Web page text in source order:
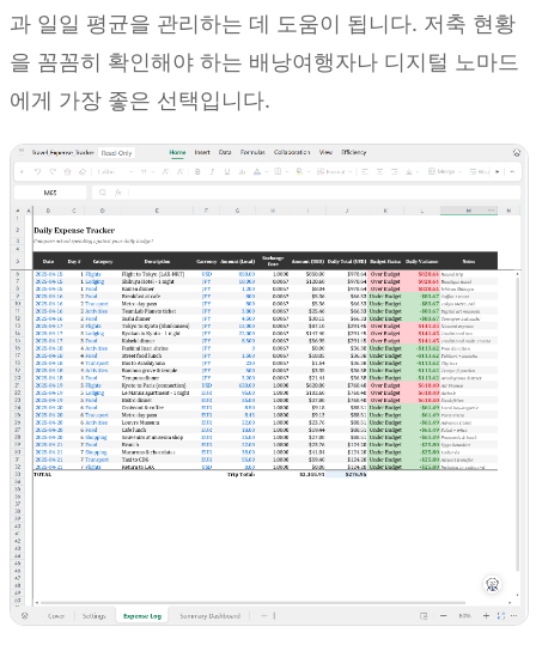
과 일일 평균을 관리하는 데 도움이 됩니다. 저축 현황
을 꼼꼼히 확인해야 하는 배낭여행자나 디지털 노마드
에게 가장 좋은 선택입니다.